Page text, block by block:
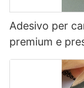
Adesivo per
premium e